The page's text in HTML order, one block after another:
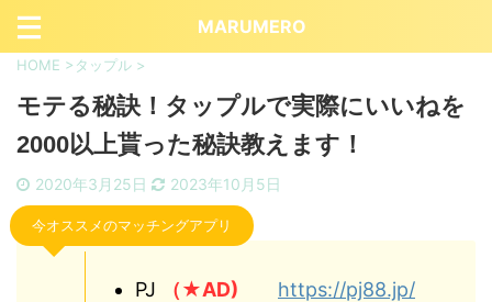
MARUMERO
HOME > タップル >
モテる秘訣！タップルで実際にいいねを
2000以上貰った秘訣教えます！
2020年3月25日 2023年10月5日
今オススメのマッチングアプリ
PJ （★AD)
https://pj88.jp/